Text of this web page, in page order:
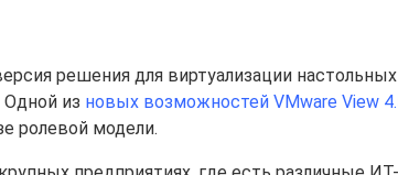
решения для виртуализации
из новых возможностей VMware View
ролевой модели.